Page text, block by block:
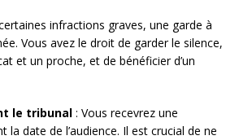
infractions graves, une garde à
Vous avez le droit de garder le silence,
et un proche, et de bénéficier d’un
le tribunal : Vous recevrez une
la date de l’audience. Il est crucial de ne